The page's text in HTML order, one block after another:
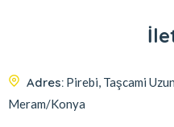
Adres: Pirebi, Taşcami
Meram/Konya